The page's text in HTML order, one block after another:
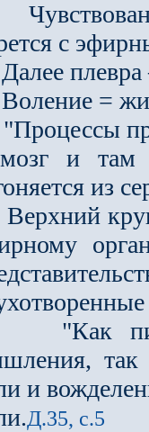
с
плевра
=
и там
из
так
и
Д.35, с.5